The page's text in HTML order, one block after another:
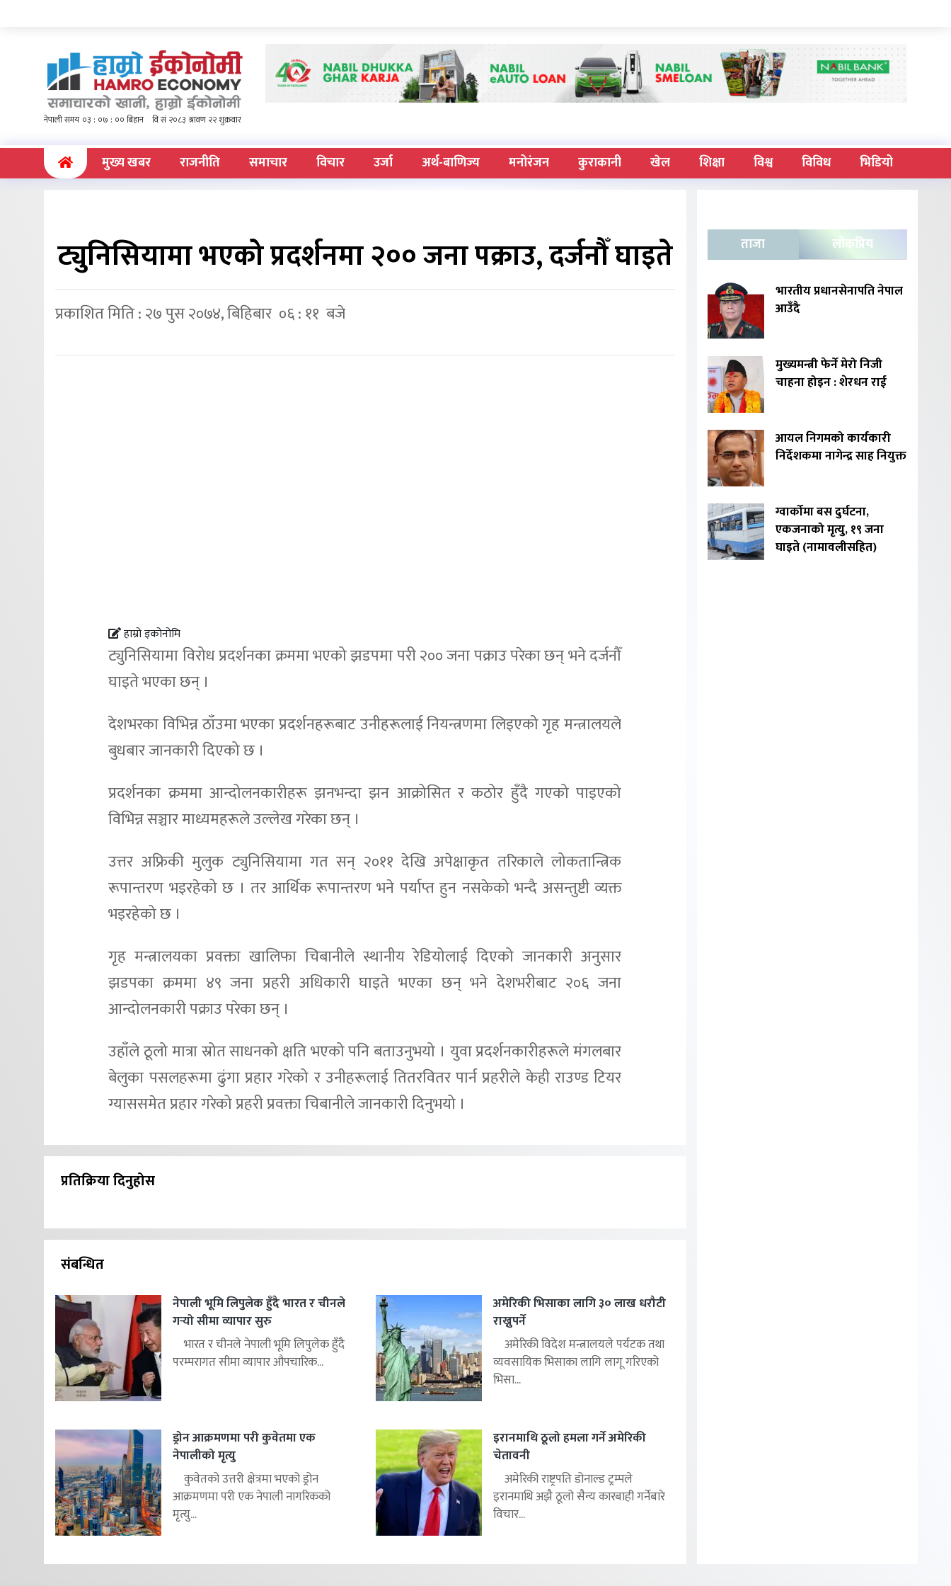
(current)मुख्य खबर राजनीति समाचार विचार उर्जा अर्थ-बाणिज्य मनोरंजन कुराकानी खेल शिक्षा विश्व विविध भिडियो
ट्युनिसियामा भएको प्रदर्शनमा २०० जना पक्राउ, दर्जनौँ घाइते
प्रकाशित मिति : २७ पुस २०७४, बिहिबार ०६ : ११ बजे
हाम्रो इकोनोमि
ट्युनिसियामा विरोध प्रदर्शनका क्रममा भएको झडपमा परी २०० जना पक्राउ परेका छन् भने दर्जनौँ
घाइते भएका छन् ।
देशभरका विभिन्न ठाँउमा भएका प्रदर्शनहरूबाट उनीहरूलाई नियन्त्रणमा लिइएको गृह मन्त्रालयले
बुधबार जानकारी दिएको छ ।
प्रदर्शनका क्रममा आन्दोलनकारीहरू झनभन्दा झन आक्रोसित र कठोर हुँदै गएको पाइएको
विभिन्न सञ्चार माध्यमहरूले उल्लेख गरेका छन् ।
उत्तर अफ्रिकी मुलुक ट्युनिसियामा गत सन् २०११ देखि अपेक्षाकृत तरिकाले लोकतान्त्रिक
रूपान्तरण भइरहेको छ । तर आर्थिक रूपान्तरण भने पर्याप्त हुन नसकेको भन्दै असन्तुष्टी व्यक्त
भइरहेको छ ।
गृह मन्त्रालयका प्रवक्ता खालिफा चिबानीले स्थानीय रेडियोलाई दिएको जानकारी अनुसार
झडपका क्रममा ४९ जना प्रहरी अधिकारी घाइते भएका छन् भने देशभरीबाट २०६ जना
आन्दोलनकारी पक्राउ परेका छन् ।
उहाँले ठूलो मात्रा स्रोत साधनको क्षति भएको पनि बताउनुभयो । युवा प्रदर्शनकारीहरूले मंगलबार
बेलुका पसलहरूमा ढुंगा प्रहार गरेको र उनीहरूलाई तितरवितर पार्न प्रहरीले केही राउण्ड टियर
ग्याससमेत प्रहार गरेको प्रहरी प्रवक्ता चिबानीले जानकारी दिनुभयो ।
प्रतिक्रिया दिनुहोस
संबन्धित
नेपाली भूमि लिपुलेक हुँदै भारत र चीनले
गर्‍यो सीमा व्यापार सुरु
भारत र चीनले नेपाली भूमि लिपुलेक हुँदै
परम्परागत सीमा व्यापार औपचारिक...
अमेरिकी भिसाका लागि ३० लाख धरौटी
राख्नुपर्ने
अमेरिकी विदेश मन्त्रालयले पर्यटक तथा
व्यवसायिक भिसाका लागि लागू गरिएको
भिसा...
ड्रोन आक्रमणमा परी कुवेतमा एक
नेपालीको मृत्यु
कुवेतको उत्तरी क्षेत्रमा भएको ड्रोन
आक्रमणमा परी एक नेपाली नागरिकको
मृत्यु...
इरानमाथि ठूलो हमला गर्ने अमेरिकी
चेतावनी
अमेरिकी राष्ट्रपति डोनाल्ड ट्रम्पले
इरानमाथि अझै ठूलो सैन्य कारबाही गर्नेबारे
विचार...
ताजा लोकप्रिय
भारतीय प्रधानसेनापति नेपाल
आउँदै
मुख्यमन्त्री फेर्ने मेरो निजी
चाहना होइन : शेरधन राई
आयल निगमको कार्यकारी
निर्देशकमा नागेन्द्र साह नियुक्त
ग्वार्कोमा बस दुर्घटना,
एकजनाको मृत्यु, १९ जना
घाइते (नामावलीसहित)